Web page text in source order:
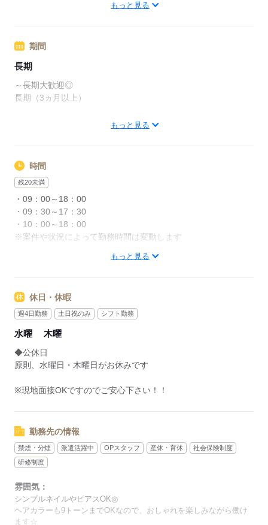
詳しくはお仕事ご紹介時にご案内いたします◎
【交通費備考】
交通費全額支給（IC料金、最安値ルートでの支給となります）
もっと見る
期間
長期
～長期大歓迎◎
長期（3ヵ月以上）
※現地面接OKです！
もっと見る
時間
残20未満
・09：00～18：00
・09：30～17：30
・10：00～18：00
※案件や状況によって勤務時間は変動します
■勤務曜日：月・木・金・土・日・祝
残業はほぼないため、
プライベートとの両立もバッチリ☆
▼勤務地について▼
他にも多数あり♪
ご希望のエリアだけでなく、
ださい◎
表参道、有楽町、笹塚、渋谷、品川、池袋、新宿、
国立、昭島、日暮里、小岩、船堀、
船橋、松戸、柏の葉キャンパス、
馬車道、東戸塚、中央林間、川口、浦和など
登録スタッフさんへは、随時最新情報をメールでお知らせして
います！
もっと見る
休日・休暇
週4日勤務 土日祝のみ シフト勤務
水曜 木曜
◆公休日
原則、水曜日・木曜日がお休みです
※現地面接OKですのでご安心下さい！！
勤務先の情報
禁煙・分煙 派遣活躍中 OPスタッフ 産休・育休
社会保険制度
研修制度
雰囲気：
シンプルネイルやピアスOK◎
ヘアカラーも9トーンまでOKなので、おしゃれを楽しみながら働け
ます☆